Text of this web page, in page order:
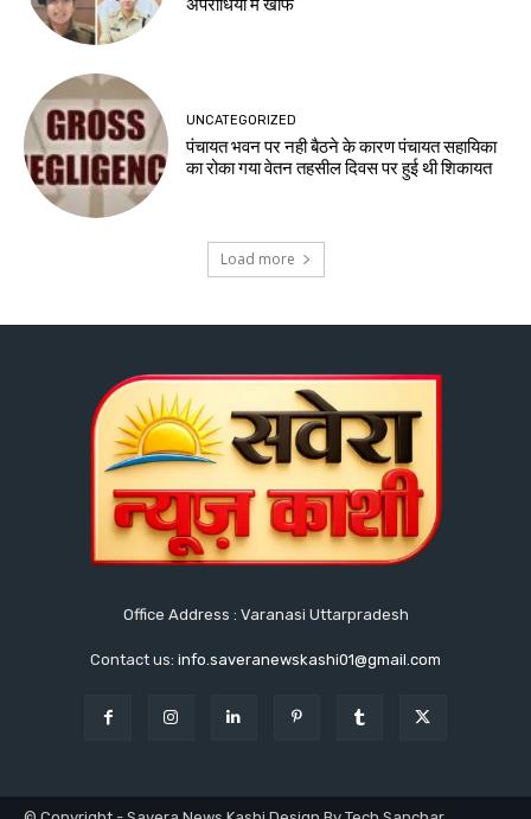
अपराधियों में खौफ
UNCATEGORIZED
पंचायत भवन पर नही बैठने के कारण पंचायत सहायिका
का रोका गया वेतन तहसील दिवस पर हुई थी शिकायत
Load more
Office Address : Varanasi Uttarpradesh
Contact us: info.saveranewskashi01@gmail.com